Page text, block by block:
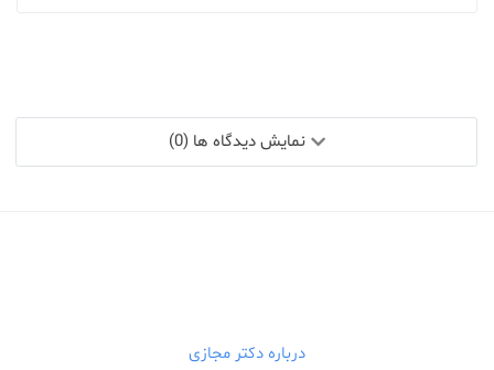
نمایش دیدگاه ها (0)
درباره دکتر مجازی